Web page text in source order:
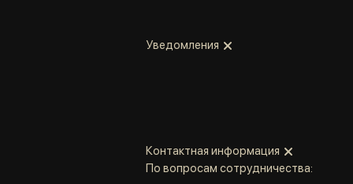
Уведомления
Контактная информация
По вопросам сотрудничества: